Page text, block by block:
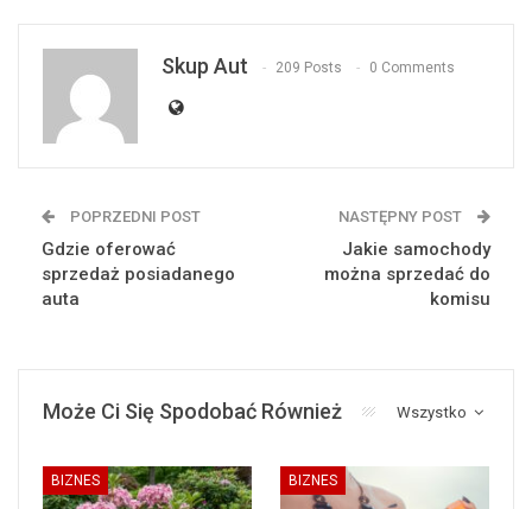
Skup Aut 209 Posts 0 Comments
POPRZEDNI POST
Gdzie oferować
sprzedaż posiadanego
auta
NASTĘPNY POST
Jakie samochody
można sprzedać do
komisu
Wszystko
Może Ci Się Spodobać Również
BIZNES BIZNES